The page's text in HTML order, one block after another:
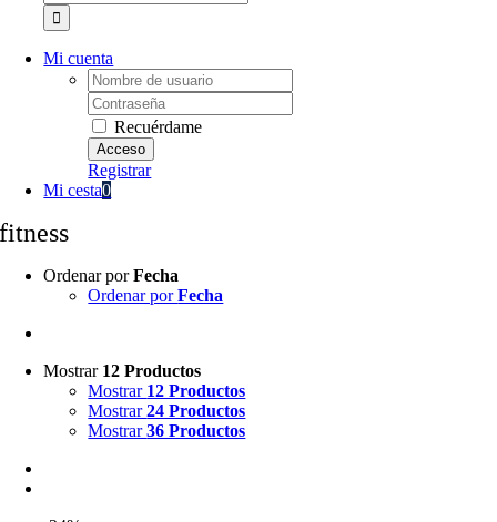
Mi cuenta
Username:
Password:
Recuérdame
Registrar
Mi cesta0
fitness
Ordenar porFecha
Ordenar porFecha
Mostrar 12 Productos
Mostrar 12 Productos
Mostrar24 Productos
Mostrar36 Productos